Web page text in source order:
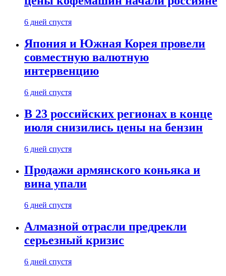
6 дней спустя
Япония и Южная Корея провели
совместную валютную
интервенцию
6 дней спустя
В 23 российских регионах в конце
июля снизились цены на бензин
6 дней спустя
Продажи армянского коньяка и
вина упали
6 дней спустя
Алмазной отрасли предрекли
серьезный кризис
6 дней спустя